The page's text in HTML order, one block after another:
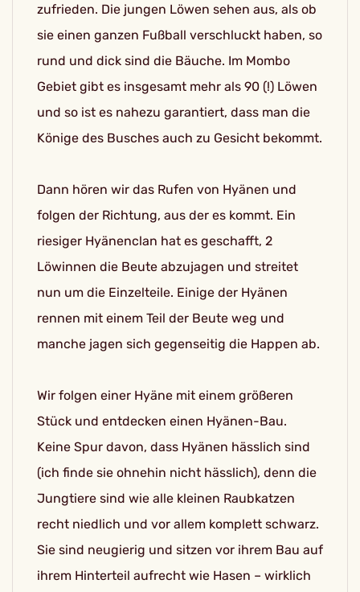
zufrieden. Die jungen Löwen sehen aus, als ob
sie einen ganzen Fußball verschluckt haben, so
rund und dick sind die Bäuche. Im Mombo
Gebiet gibt es insgesamt mehr als 90 (!) Löwen
und so ist es nahezu garantiert, dass man die
Könige des Busches auch zu Gesicht bekommt.
Dann hören wir das Rufen von Hyänen und
folgen der Richtung, aus der es kommt. Ein
riesiger Hyänenclan hat es geschafft, 2
Löwinnen die Beute abzujagen und streitet
nun um die Einzelteile. Einige der Hyänen
rennen mit einem Teil der Beute weg und
manche jagen sich gegenseitig die Happen ab.
Wir folgen einer Hyäne mit einem größeren
Stück und entdecken einen Hyänen-Bau.
Keine Spur davon, dass Hyänen hässlich sind
(ich finde sie ohnehin nicht hässlich), denn die
Jungtiere sind wie alle kleinen Raubkatzen
recht niedlich und vor allem komplett schwarz.
Sie sind neugierig und sitzen vor ihrem Bau auf
ihrem Hinterteil aufrecht wie Hasen – wirklich